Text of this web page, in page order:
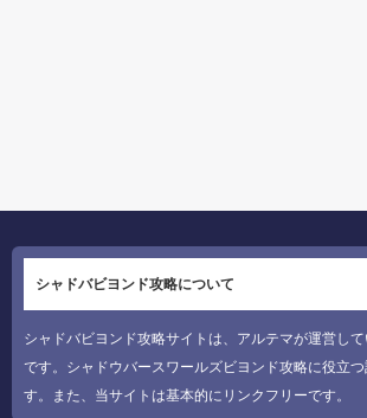
シャドバビヨンド攻略について
シャドバビヨンド攻略サイトは、アルテマが運営し
です。シャドウバースワールズビヨンド攻略に役立
す。また、当サイトは基本的にリンクフリーです。